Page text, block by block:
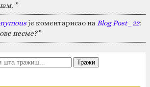
”
је коментарисао на Blog Post_22:
песме?”